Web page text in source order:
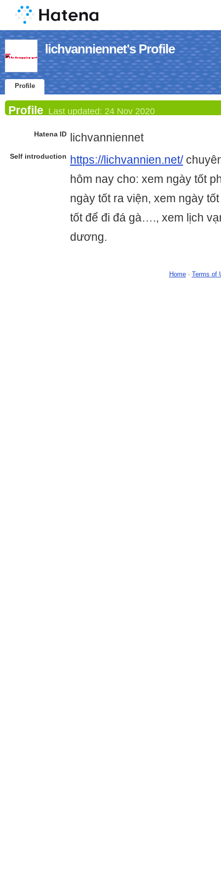
lichvanniennet's Profile
Profile
Profile Last updated: 24 Nov 2020
Hatena ID lichvanniennet
Self introduction https://lichvannien.net/
hôm nay cho: xem ngày tốt
ngày tốt ra viện, xem ngày
tốt để đi đá gà…., xem lịch
dương.
Home- Terms of